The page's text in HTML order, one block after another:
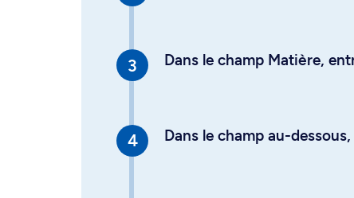
Dans le champ Matière,
Dans le champ au-